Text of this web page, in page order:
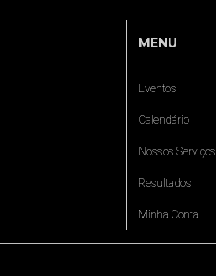
MENU
Eventos
Calendário
Nossos Serviços
Resultados
Minha Conta